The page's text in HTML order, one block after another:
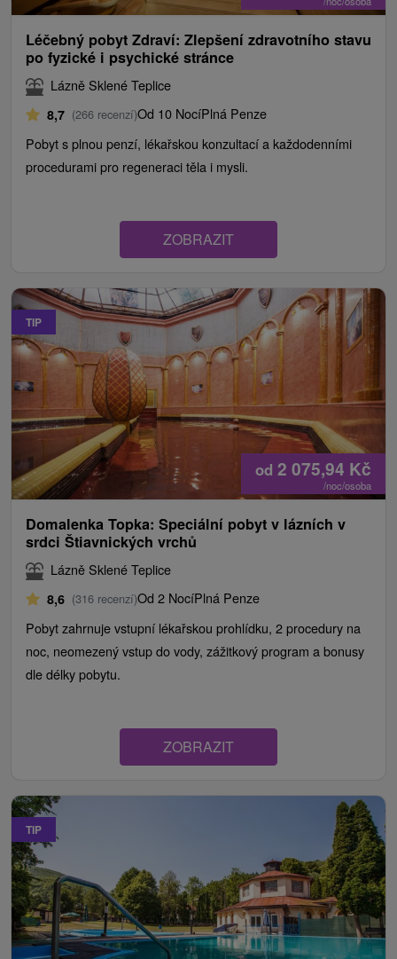
Léčebný pobyt Zdraví: Zlepšení zdravotního stavu
po fyzické i psychické stránce
Lázně Sklené Teplice
8,7 (266 recenzí)Od 10 NocíPlná Penze
Pobyt s plnou penzí, lékařskou konzultací a každodenními
procedurami pro regeneraci těla i mysli.
ZOBRAZIT
TIP
od 2 075,94 Kč
/noc/osoba
Domalenka Topka: Speciální pobyt v lázních v
srdci Štiavnických vrchů
Lázně Sklené Teplice
8,6 (316 recenzí)Od 2 NocíPlná Penze
Pobyt zahrnuje vstupní lékařskou prohlídku, 2 procedury na
noc, neomezený vstup do vody, zážitkový program a bonusy
dle délky pobytu.
ZOBRAZIT
TIP